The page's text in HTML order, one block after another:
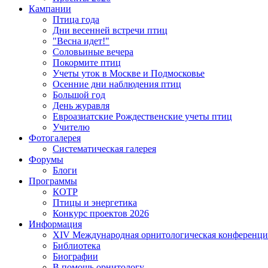
Кампании
Птица года
Дни весенней встречи птиц
"Весна идет!"
Соловьиные вечера
Покормите птиц
Учеты уток в Москве и Подмосковье
Осенние дни наблюдения птиц
Большой год
День журавля
Евроазиатские Рождественские учеты птиц
Учителю
Фотогалерея
Систематическая галерея
Форумы
Блоги
Программы
КОТР
Птицы и энергетика
Конкурс проектов 2026
Информация
XIV Международная орнитологическая
Библиотека
Биографии